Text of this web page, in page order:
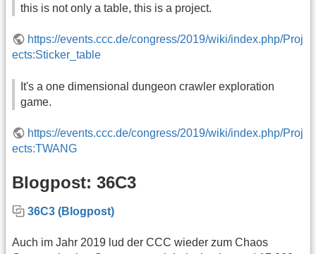
this is not only a table, this is a project.
https://events.ccc.de/congress/2019/wiki/index.php/Proj
ects:Sticker_table
It's a one dimensional dungeon crawler exploration
game.
https://events.ccc.de/congress/2019/wiki/index.php/Proj
ects:TWANG
Blogpost: 36C3
36C3 (Blogpost)
Auch im Jahr 2019 lud der CCC wieder zum Chaos